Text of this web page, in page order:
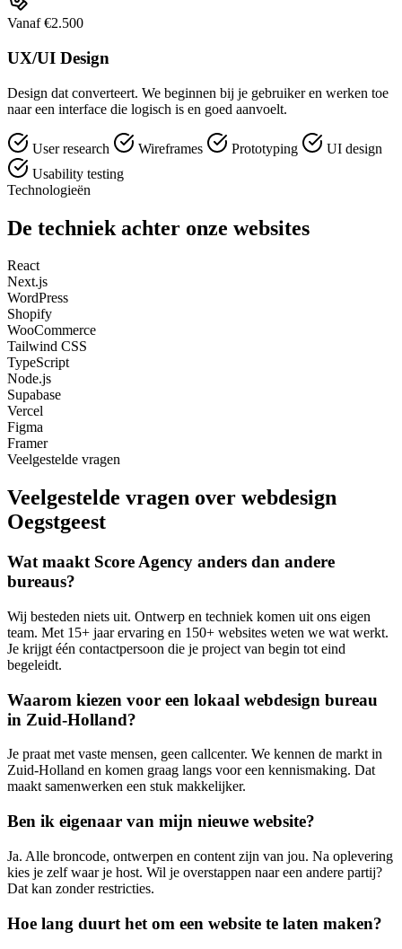
Vanaf €2.500
UX/UI Design
Design dat converteert. We beginnen bij je gebruiker en werken toe
naar een interface die logisch is en goed aanvoelt.
User research Wireframes Prototyping
UI design
Usability testing
Technologieën
De techniek achter onze websites
React
Next.js
WordPress
Shopify
WooCommerce
Tailwind CSS
TypeScript
Node.js
Supabase
Vercel
Figma
Framer
Veelgestelde vragen
Veelgestelde vragen over webdesign
Oegstgeest
Wat maakt Score Agency anders dan andere
bureaus?
Wij besteden niets uit. Ontwerp en techniek komen uit ons eigen
team. Met 15+ jaar ervaring en 150+ websites weten we wat werkt.
Je krijgt één contactpersoon die je project van begin tot eind
begeleidt.
Waarom kiezen voor een lokaal webdesign bureau
in Zuid-Holland?
Je praat met vaste mensen, geen callcenter. We kennen de markt in
Zuid-Holland en komen graag langs voor een kennismaking. Dat
maakt samenwerken een stuk makkelijker.
Ben ik eigenaar van mijn nieuwe website?
Ja. Alle broncode, ontwerpen en content zijn van jou. Na oplevering
kies je zelf waar je host. Wil je overstappen naar een andere partij?
Dat kan zonder restricties.
Hoe lang duurt het om een website te laten maken?